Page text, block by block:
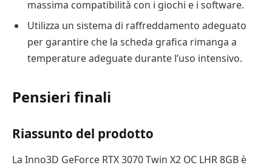
massima compatibilità con i giochi e i software.
Utilizza un sistema di raffreddamento adeguato
per garantire che la scheda grafica rimanga a
temperature adeguate durante l’uso intensivo.
Pensieri finali
Riassunto del prodotto
La Inno3D GeForce RTX 3070 Twin X2 OC LHR 8GB è